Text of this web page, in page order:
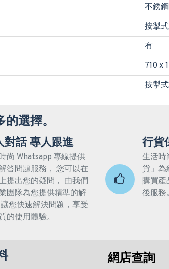
不銹鋼
按掣式
有
710 x
按掣
選擇。
對話 專人跟進
尚 Whatsapp 專線提供
答問題服務， 您可以在
提出您的疑問， 由我們
團隊為您提供精準的解
您快速解決問題，享受
的使用體驗。
行貨
生活時
貨」為
購買產
後服務。
網店查詢